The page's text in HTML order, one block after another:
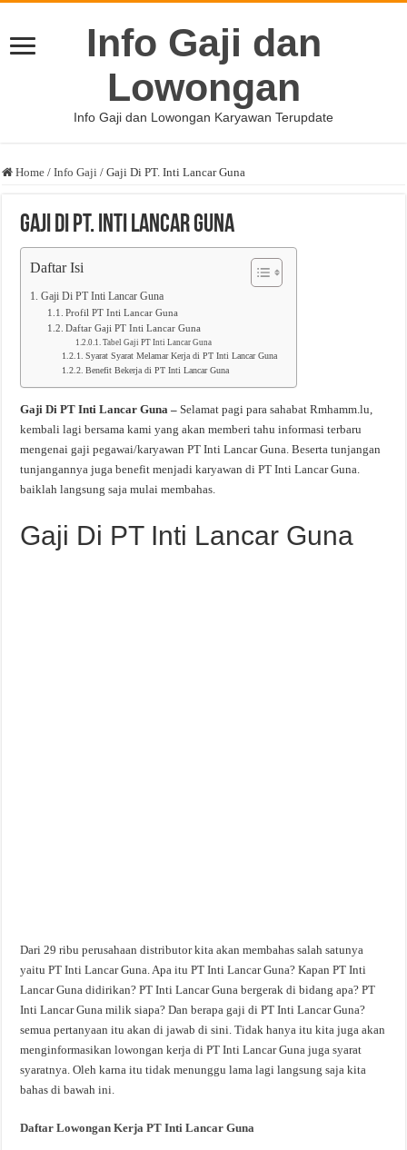
Info Gaji dan
Lowongan
Info Gaji dan Lowongan Karyawan Terupdate
Home / Info Gaji / Gaji Di PT. Inti Lancar Guna
Gaji Di PT. Inti Lancar Guna
Daftar Isi
Gaji Di PT Inti Lancar Guna
Profil PT Inti Lancar Guna
Daftar Gaji PT Inti Lancar Guna
Tabel Gaji PT Inti Lancar Guna
Syarat Syarat Melamar Kerja di PT Inti Lancar Guna
Benefit Bekerja di PT Inti Lancar Guna
Gaji Di PT Inti Lancar Guna –Selamat pagi para sahabat Rmhamm.lu,
kembali lagi bersama kami yang akan memberi tahu informasi terbaru
mengenai gaji pegawai/karyawan PT Inti Lancar Guna. Beserta tunjangan
tunjangannya juga benefit menjadi karyawan di PT Inti Lancar Guna.
baiklah langsung saja mulai membahas.
Gaji Di PT Inti Lancar Guna
Dari 29 ribu perusahaan distributor kita akan membahas salah satunya
yaitu PT Inti Lancar Guna. Apa itu PT Inti Lancar Guna? Kapan PT Inti
Lancar Guna didirikan? PT Inti Lancar Guna bergerak di bidang apa? PT
Inti Lancar Guna milik siapa? Dan berapa gaji di PT Inti Lancar Guna?
semua pertanyaan itu akan di jawab di sini. Tidak hanya itu kita juga akan
menginformasikan lowongan kerja di PT Inti Lancar Guna juga syarat
syaratnya. Oleh karna itu tidak menunggu lama lagi langsung saja kita
bahas di bawah ini.
Daftar Lowongan Kerja PT Inti Lancar Guna